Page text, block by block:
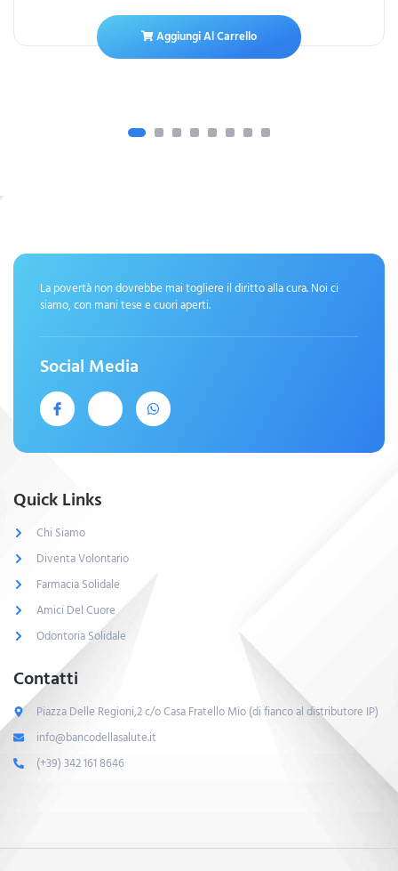
Aggiungi Al Carrello
La povertà non dovrebbe mai togliere il diritto alla cura. Noi ci
siamo, con mani tese e cuori aperti.
Social Media
Quick Links
Chi Siamo
Diventa Volontario
Farmacia Solidale
Amici Del Cuore
Odontoria Solidale
Contatti
Piazza Delle Regioni,2 c/o Casa Fratello Mio (di fianco al distributore IP)
info@bancodellasalute.it
(+39) 342 161 8646